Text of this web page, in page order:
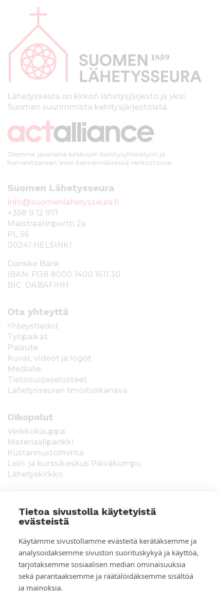
Tietoa sivustolla käytetyistä
evästeistä
Käytämme sivustollamme evästeitä kerätäksemme ja
analysoidaksemme sivuston suorituskykyä ja käyttöä,
tarjotaksemme sosiaalisen median ominaisuuksia
sekä parantaaksemme ja räätälöidäksemme sisältöä
ja mainoksia.
p
kLähetysseura on kirkon lähetysjärjestö ja yksi
Suomen suurimmista kehitysjärjestöistä.
Olemme jäsenenä kirkkojen kehitysyhteistyön ja
humanitaarisen avun kansainvälisessä verkostossa.
Suomen Lähetysseura
info@suomenlahetysseura.fi
+358 9 12 971
Maistraatinportti 2a
PL 56
00241 HELSINKI
Danske Bank
IBAN: FI38 8000 1400 1611 30
BIC: DABAFIHH
Ota yhteyttä
Yhteystiedot
Työpaikat
Palaute
Kuvat, videot ja logot
Medialle
Tietosuojaselosteet
Lähetysseuran ilmoituskanava
Oikopolut
Verkkokauppa
Materiaalipankki
Kustannustoiminta
Leiri- ja kurssikeskus Päiväkumpu
Lähetyskirkko
voimassa toistaiseksi 1.1.2021 alkaen, myönnetty
1.12.2020, Poliisihallitus. Ahvenanmaa ÅLR
2025/5437, voimassa 1.1.–31.12.2026, myönnetty
28.8.2025 Ahvenanmaan maakuntahallitus. Kerätyt
varat käytetään Suomen Lähetysseuran